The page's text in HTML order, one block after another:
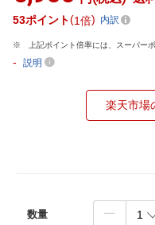
53ポイント 1倍 内訳
上記ポイント倍率には、スーパー
- 説明
楽天市場
数量